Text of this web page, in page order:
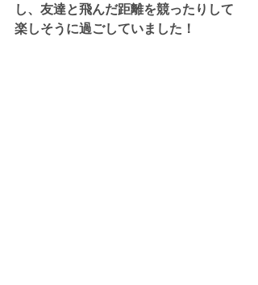
し、友達と飛んだ距離を競ったりして
楽しそうに過ごしていました！